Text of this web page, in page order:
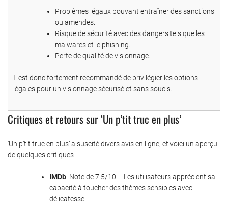
Problèmes légaux pouvant entraîner des sanctions
ou amendes.
Risque de sécurité avec des dangers tels que les
malwares et le phishing.
Perte de qualité de visionnage.
Il est donc fortement recommandé de privilégier les options
légales pour un visionnage sécurisé et sans soucis.
Critiques et retours sur ‘Un p’tit truc en plus’
‘Un p’tit truc en plus’ a suscité divers avis en ligne, et voici un aperçu
de quelques critiques :
IMDb: Note de 7.5/10 – Les utilisateurs apprécient sa
capacité à toucher des thèmes sensibles avec
délicatesse.